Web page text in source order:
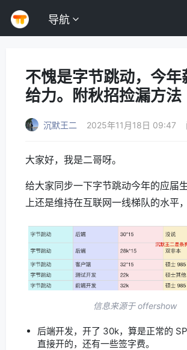
导航
不愧是字节跳动，今年
给力。附秋招捡漏方法
沉默王二 2025年11月18日 09:47
大家好，我是二哥呀。
给大家同步一下字节跳动今年的应届
上还是维持在互联网一线梯队的水平
信息来源于 offershow
后端开发，开了 30k，算是正常的
直接开的，还有一些签字费。